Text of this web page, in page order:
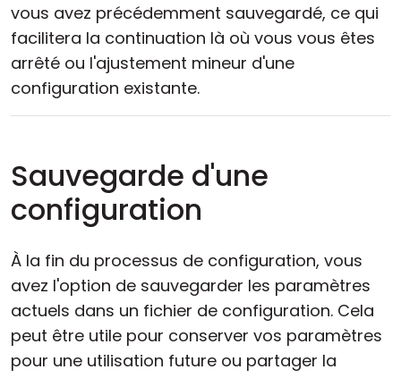
vous avez précédemment sauvegardé, ce qui
facilitera la continuation là où vous vous êtes
arrêté ou l'ajustement mineur d'une
configuration existante.
Sauvegarde d'une
configuration
À la fin du processus de configuration, vous
avez l'option de sauvegarder les paramètres
actuels dans un fichier de configuration. Cela
peut être utile pour conserver vos paramètres
pour une utilisation future ou partager la